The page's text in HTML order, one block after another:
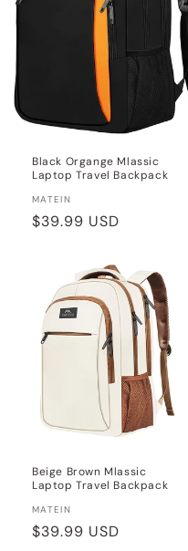
Black Organge Mlassic
Laptop Travel Backpack
Distributeur :
MATEIN
Prix
$39.99 USD
Beige Brown Mlassic
Laptop Travel Backpack
Distributeur :
MATEIN
Prix
$39.99 USD